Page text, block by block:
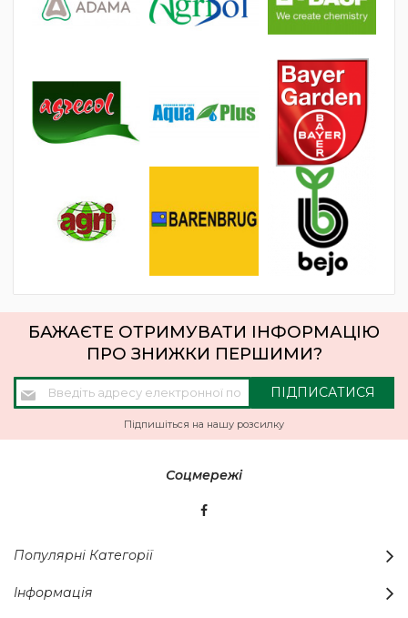
БАЖАЄТЕ ОТРИМУВАТИ ІНФОРМАЦІЮ
ПРО ЗНИЖКИ ПЕРШИМИ?
Підпишіться
на
розсилку
ПІДПИСАТИСЯ
Підпишіться на нашу розсилку
Соцмережі
Популярні Категорії
Інформація